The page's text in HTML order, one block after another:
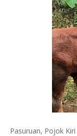
Pasuruan, Pojok Kiri